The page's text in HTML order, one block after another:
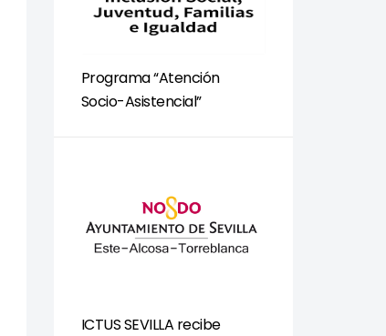
Programa “Atención
Socio-Asistencial”
ICTUS SEVILLA recibe